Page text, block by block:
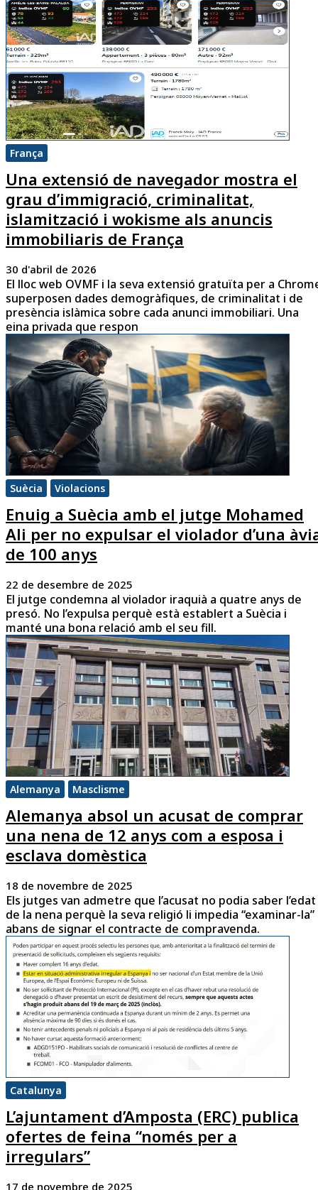
França
Una extensió de navegador mostra el
grau d’immigració, criminalitat,
islamització i wokisme als anuncis
immobiliaris de França
30 d'abril de 2026
El lloc web OVMF i la seva extensió gratuïta per a
superposen dades demogràfiques, de criminalitat i de
presència islàmica sobre cada anunci immobiliari. Una
eina privada que respon
Suècia Violacions
Enuig a Suècia amb el jutge Mohamed
Ali per no expulsar el violador d’una
de 100 anys
22 de desembre de 2025
El jutge condemna al violador iraquià a quatre anys de
presó. No l’expulsa perquè està establert a Suècia i
manté una bona relació amb el seu fill.
Alemanya Masclisme
Alemanya absol un acusat de comprar
una nena de 12 anys com a esposa i
esclava domèstica
18 de novembre de 2025
Els jutges van admetre que l’acusat no podia saber l’edat
de la nena perquè la seva religió li impedia “examinar-la”
abans de signar el contracte de compravenda.
Catalunya
L’ajuntament d’Amposta (ERC) publica
ofertes de feina “només per a
irregulars”
17 de novembre de 2025